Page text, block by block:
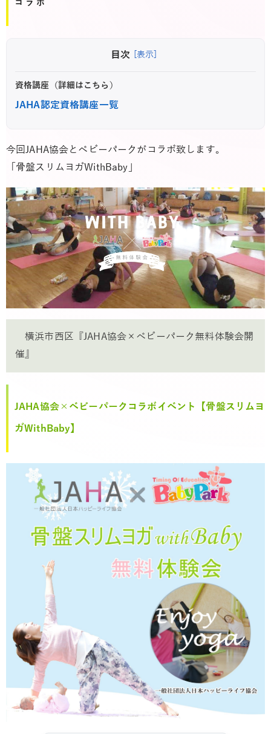
コラボ
目次 [表示]
資格講座（詳細はこちら）
JAHA認定資格講座一覧
今回JAHA協会とベビーパークがコラボ致します。
「骨盤スリムヨガWithBaby」
横浜市西区『JAHA協会×ベビーパーク無料体験会開
催』
JAHA協会×ベビーパークコラボイベント【骨盤スリムヨ
ガWithBaby】